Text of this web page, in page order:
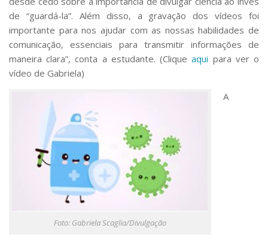
de “guardá-la”. Além disso, a gravação dos vídeos foi
importante para nos ajudar com as nossas habilidades de
comunicação, essenciais para transmitir informações de
maneira clara”, conta a estudante. (Cliqueaqui para ver o
vídeo de Gabriela)
Foto: Gabriela Scaglia/Divulgação
A